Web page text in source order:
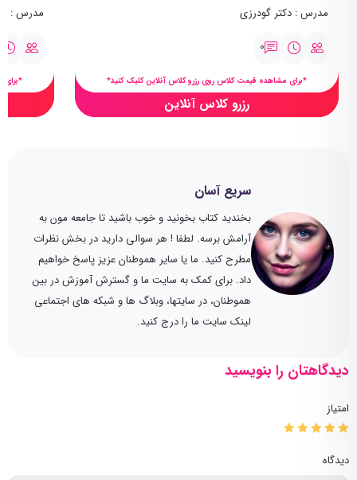
سریع آسان
بخندید کتاب بخونید و خوب باشید تا جامعه مون به
آرامش برسه. لطفا ! هر سوالی دارید در بخش نظرات
مطرح کنید. ما یا سایر هموطنان عزیز پاسخ خواهیم
داد. برای کمک به سایت ما و گسترش آموزش در بین
هموطنان، در سایتها، وبلاگ ها و شبکه های اجتماعی
لینک سایت ما را درج کنید.
مدرس : دکتر گودرزی
0
*برای مشاهده قیمت کلاس روی رزرو کلاس آنلاین کلیک کنید*
رزرو کلاس آنلاین
مدرس :
*برای
دیدگاهتان را بنویسید
امتیاز
دیدگاه